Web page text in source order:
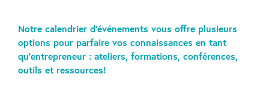
Notre calendrier d’événements vous offre plusieurs
options pour parfaire vos connaissances en tant
qu’entrepreneur : ateliers, formations, conférences,
outils et ressources!